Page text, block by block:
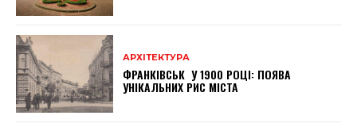
АРХІТЕКТУРА
ФРАНКІВСЬК У 1900 РОЦІ: ПОЯВА
УНІКАЛЬНИХ РИС МІСТА